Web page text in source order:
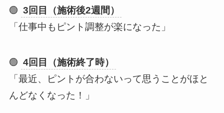
🟢 3回目（施術後2週間）
「仕事中もピント調整が楽になった」
🟢 4回目（施術終了時）
「最近、ピントが合わないって思うことがほと
んどなくなった！」